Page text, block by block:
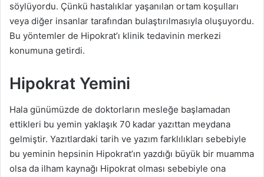
söylüyordu. Çünkü hastalıklar yaşanılan ortam koşulları
veya diğer insanlar tarafından bulaştırılmasıyla oluşuyordu.
Bu yöntemler de Hipokrat’ı klinik tedavinin merkezi
konumuna getirdi.
Hipokrat Yemini
Hala günümüzde de doktorların mesleğe başlamadan
ettikleri bu yemin yaklaşık 70 kadar yazıttan meydana
gelmiştir. Yazıtlardaki tarih ve yazım farklılıkları sebebiyle
bu yeminin hepsinin Hipokrat’ın yazdığı büyük bir muamma
olsa da ilham kaynağı Hipokrat olması sebebiyle ona